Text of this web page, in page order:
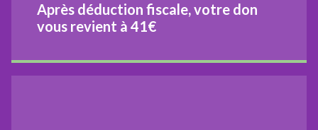
Après déduction fiscale, votre don
vous revient à 41€